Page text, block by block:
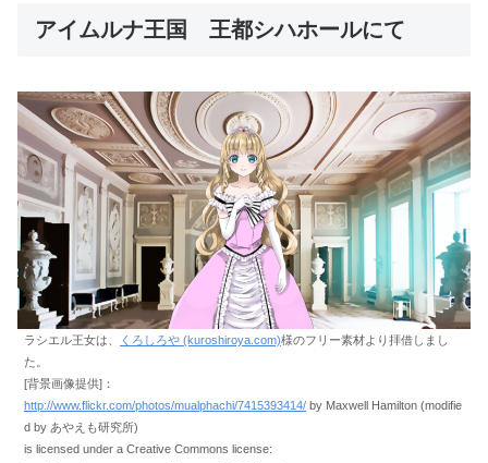
アイムルナ王国 王都シハホールにて
ラシエル王女は、 くろしろや (kuroshiroya.com)様のフリー素材より拝借しまし
た。
[背景画像提供]：
http://www.flickr.com/photos/mualphachi/7415393414/ by Maxwell Hamilton (modifie
d by あやえも研究所)
is licensed under a Creative Commons license: